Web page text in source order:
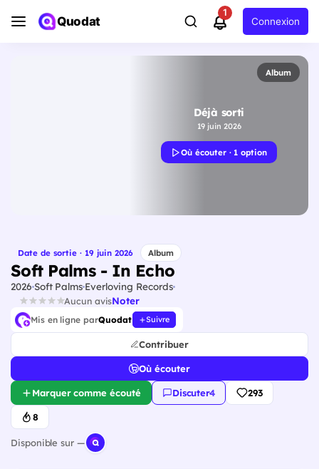
Quodat
1
Connexion
Album
Déjà sorti
19 juin 2026
Où écouter · 1 option
Date de sortie · 19 juin 2026 Album
Soft Palms - In Echo
2026 Soft Palms Everloving Records
Aucun avisNoter
Mis en ligne parQuodat Suivre
Contribuer
Où écouter
Marquer comme écouté Discuter·4 293
8
Disponible sur —